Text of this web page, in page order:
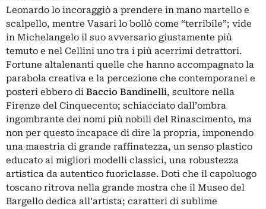
Leonardo lo incoraggiò a prendere in mano martello e
scalpello, mentre Vasari lo bollò come “terribile”; vide
in Michelangelo il suo avversario giustamente più
temuto e nel Cellini uno tra i più acerrimi detrattori.
Fortune altalenanti quelle che hanno accompagnato la
parabola creativa e la percezione che contemporanei e
posteri ebbero di Baccio Bandinelli, scultore nella
Firenze del Cinquecento; schiacciato dall’ombra
ingombrante dei nomi più nobili del Rinascimento, ma
non per questo incapace di dire la propria, imponendo
una maestria di grande raffinatezza, un senso plastico
educato ai migliori modelli classici, una robustezza
artistica da autentico fuoriclasse. Doti che il capoluogo
toscano ritrova nella grande mostra che il Museo del
Bargello dedica all’artista; caratteri di sublime